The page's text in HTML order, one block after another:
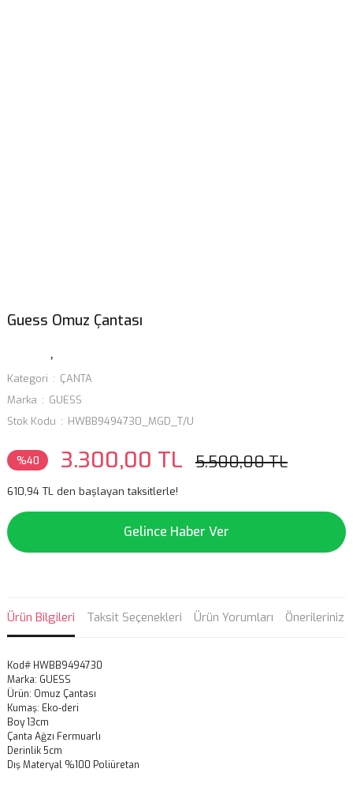
Guess Omuz Çantası
Kategori
ÇANTA
Marka
GUESS
Stok Kodu
HWBB9494730_MGD_T/U
%40 3.300,00 TL 5.500,00 TL
610,94 TL den başlayan taksitlerle!
Gelince Haber Ver
Ürün Bilgileri Taksit Seçenekleri Ürün Yorumları Önerileriniz
Kod# HWBB9494730
Marka: GUESS
Ürün: Omuz Çantası
Kumaş: Eko-deri
Boy 13cm
Çanta Ağzı Fermuarlı
Derinlik 5cm
Dış Materyal %100 Poliüretan